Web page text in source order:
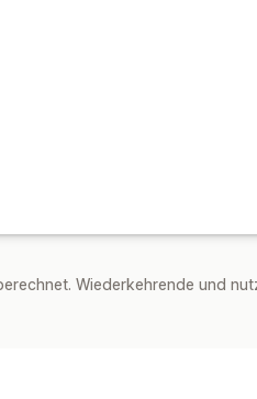
Wiederkehrende und